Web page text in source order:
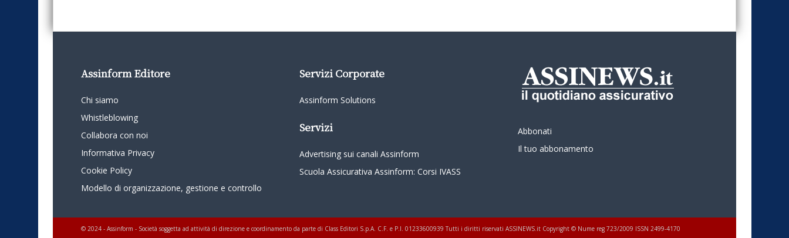
Assinform Editore
Chi siamo
Whistleblowing
Collabora con noi
Informativa Privacy
Cookie Policy
Modello di organizzazione, gestione e controllo
Servizi Corporate
Assinform Solutions
Servizi
Advertising sui canali Assinform
Scuola Assicurativa Assinform: Corsi IVASS
Abbonati
Il tuo abbonamento
© 2024 - Assinform - Società soggetta ad attività di direzione e coordinamento da parte di Class Editori S.p.A. C.F. e P.I. 01233600939 Tutti i diritti riservati ASSINEWS.it Copyright © Nume reg 723/2009 ISSN 2499-4170